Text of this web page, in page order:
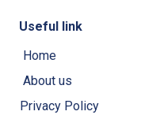
Useful link
Home
About us
Privacy Policy